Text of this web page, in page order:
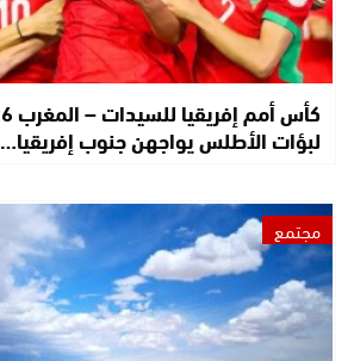
لبؤات الأطلس يواجهن جنوب إفريقيا…
مجتمع